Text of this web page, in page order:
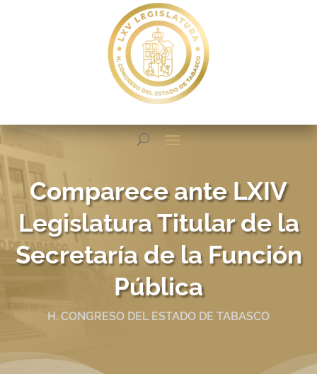
Comparece ante LXIV
Legislatura Titular de la
Secretaría de la Función
Pública
H. CONGRESO DEL ESTADO DE TABASCO